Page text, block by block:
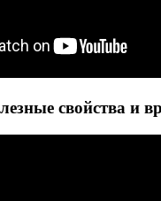
свойства и